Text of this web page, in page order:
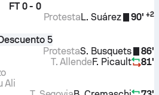
FT 0 - 0
90' +2
L. Suárez
Protesta
5
86'
S. Busquets
Protesta
81'
F. Picault
T. Allende
Ali